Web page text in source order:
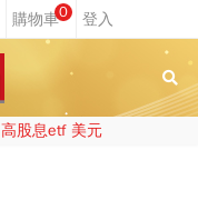
0
高股息etf 美元